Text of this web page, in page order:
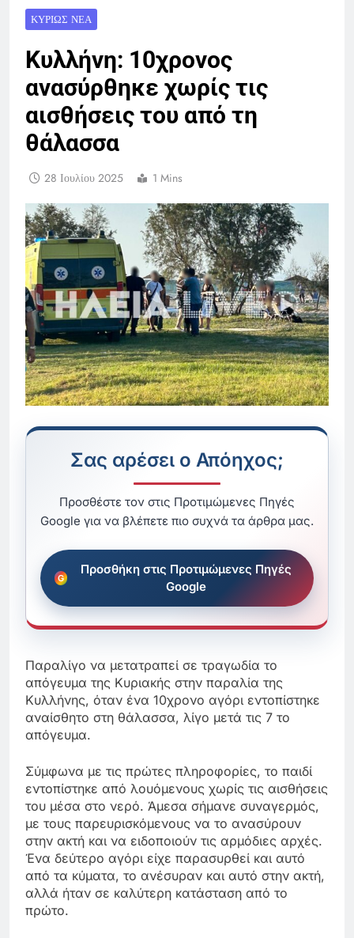
ΚΥΡΊΩΣ ΝΈΑ
Κυλλήνη: 10χρονος
ανασύρθηκε χωρίς τις
αισθήσεις του από τη
θάλασσα
28 Ιουλίου 2025 1 Mins
Σας αρέσει ο Απόηχος;
Προσθέστε τον στις Προτιμώμενες Πηγές
Google για να βλέπετε πιο συχνά τα άρθρα μας.
Προσθήκη στις Προτιμώμενες Πηγές
Google
Παραλίγο να μετατραπεί σε τραγωδία το
απόγευμα της Κυριακής στην παραλία της
Κυλλήνης, όταν ένα 10χρονο αγόρι εντοπίστηκε
αναίσθητο στη θάλασσα, λίγο μετά τις 7 το
απόγευμα.
Σύμφωνα με τις πρώτες πληροφορίες, το παιδί
εντοπίστηκε από λουόμενους χωρίς τις αισθήσεις
του μέσα στο νερό. Άμεσα σήμανε συναγερμός,
με τους παρευρισκόμενους να το ανασύρουν
στην ακτή και να ειδοποιούν τις αρμόδιες αρχές.
Ένα δεύτερο αγόρι είχε παρασυρθεί και αυτό
από τα κύματα, το ανέσυραν και αυτό στην ακτή,
αλλά ήταν σε καλύτερη κατάσταση από το
πρώτο.